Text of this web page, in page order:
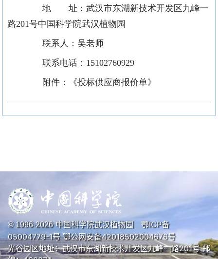
地 址：武汉市东湖新技术开发区九峰一
路201号中国科学院武汉植物园
联系人：吴老师
联系电话： 15102760929
附件：《投标供应商报价单》
© 1996-2026中国科学院武汉植物园 鄂ICP备
05004779-1号鄂公网安备42018502004676号
光谷园区地址：武汉市东湖新技术开发区九峰一路201号 邮